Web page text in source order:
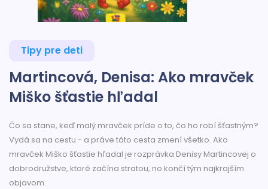
Tipy pre deti
Martincová, Denisa: Ako mravček
Miško šťastie hľadal
Čo sa stane, keď malý mravček príde o to, čo ho robí šťastným?
Vydá sa na cestu - a práve táto cesta zmení všetko. Ako
mravček Miško šťastie hľadal je rozprávka Denisy Martincovej o
dobrodružstve, ktoré začína stratou, no končí tým najkrajším
objavom.